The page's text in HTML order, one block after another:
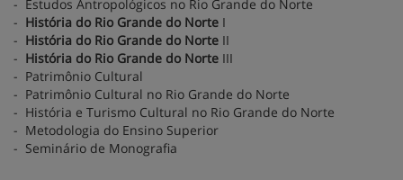
- Estudos Antropológicos no Rio Grande do Norte
- História do Rio Grande do Norte I
- História do Rio Grande do Norte II
- História do Rio Grande do Norte III
- Patrimônio Cultural
- Patrimônio Cultural no Rio Grande do Norte
- História e Turismo Cultural no Rio Grande do Norte
- Metodologia do Ensino Superior
- Seminário de Monografia